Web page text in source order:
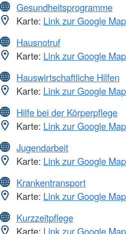
Gesundheitsprogramme
Karte: Link zur Google
Hausnotruf
Karte: Link zur Google
Hauswirtschaftliche Hilfen
Karte: Link zur Google
Hilfe bei der Körperpflege
Karte: Link zur Google
Jugendarbeit
Karte: Link zur Google
Krankentransport
Karte: Link zur Google
Kurzzeitpflege
Karte: Link zur Google